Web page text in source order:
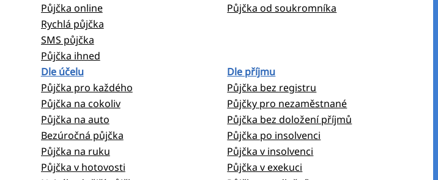
Půjčka online
Rychlá půjčka
SMS půjčka
Půjčka ihned
Půjčka od soukromníka
Dle účelu
Půjčka pro každého
Půjčka na cokoliv
Půjčka na auto
Bezúročná půjčka
Půjčka na ruku
Půjčka v hotovosti
Dle příjmu
Půjčka bez registru
Půjčky pro nezaměstnané
Půjčka bez doložení příjmů
Půjčka po insolvenci
Půjčka v insolvenci
Půjčka v exekuci